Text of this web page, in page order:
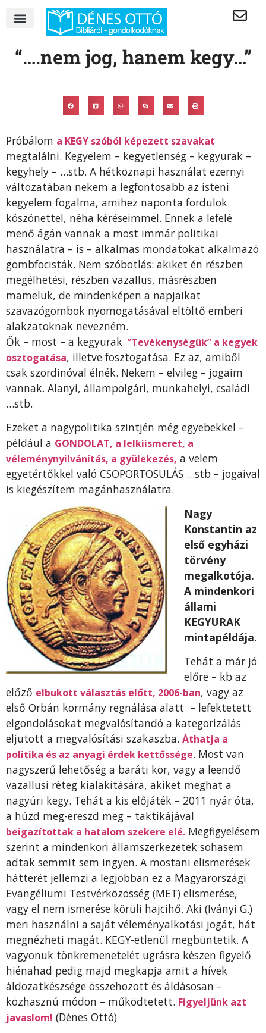
“….nem jog, hanem kegy…”
Próbálom a KEGY szóból képezett szavakat
megtalálni. Kegyelem – kegyetlenség – kegyurak –
kegyhely – …stb. A hétköznapi használat ezernyi
változatában nekem a legfontosabb az isteni
kegyelem fogalma, amihez naponta fordulok
köszönettel, néha kéréseimmel. Ennek a lefelé
menő ágán vannak a most immár politikai
használatra – is – alkalmas mondatokat alkalmazó
gombfocisták. Nem szóbotlás: akiket én részben
megélhetési, részben vazallus, másrészben
mameluk, de mindenképen a napjaikat
szavazógombok nyomogatásával eltöltő emberi
alakzatoknak nevezném.
Ők – most – a kegyurak. “Tevékenységük” a kegyek
osztogatása, illetve fosztogatása. Ez az, amiből
csak szordinóval élnék. Nekem – elvileg – jogaim
vannak. Alanyi, állampolgári, munkahelyi, családi
…stb.
Ezeket a nagypolitika szintjén még egyebekkel –
például a GONDOLAT, a lelkiismeret, a
véleménynyilvánítás, a gyülekezés, a velem
egyetértőkkel való CSOPORTOSULÁS …stb – jogaival
is kiegészítem magánhasználatra.
Nagy
Konstantin az
első egyházi
törvény
megalkotója.
A mindenkori
állami
KEGYURAK
mintapéldája.
Tehát a már jó
előre – kb az
előző elbukott választás előtt, 2006-ban, vagy az
első Orbán kormány regnálása alatt – lefektetett
elgondolásokat megvalósítandó a kategorizálás
eljutott a megvalósítási szakaszba. Áthatja a
politika és az anyagi érdek kettőssége. Most van
nagyszerű lehetőség a baráti kör, vagy a leendő
vazallusi réteg kialakítására, akiket meghat a
nagyúri kegy. Tehát a kis előjáték – 2011 nyár óta,
a húzd meg-ereszd meg – taktikájával
beigazítottak a hatalom szekere elé. Megfigyelésem
szerint a mindenkori államszerkezetek sohasem
adtak semmit sem ingyen. A mostani elismerések
hátterét jellemzi a legjobban ez a Magyarországi
Evangéliumi Testvérközösség (MET) elismerése,
vagy el nem ismerése körüli hajcihő. Aki (Iványi G.)
meri használni a saját véleményalkotási jogát, hát
megnézheti magát. KEGY-etlenül megbüntetik. A
vagyonuk tönkremenetelét ugrásra készen figyelő
hiénahad pedig majd megkapja amit a hívek
áldozatkészsége összehozott és áldásosan –
közhasznú módon – működtetett. Figyeljünk azt
javaslom! (Dénes Ottó)